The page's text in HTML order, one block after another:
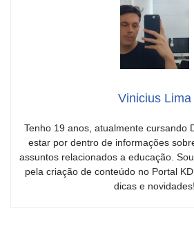
Vinicius Lima
Tenho 19 anos, atualmente cursando
estar por dentro de informações
assuntos relacionados a educação.
pela criação de conteúdo no Portal
dicas e novidades!